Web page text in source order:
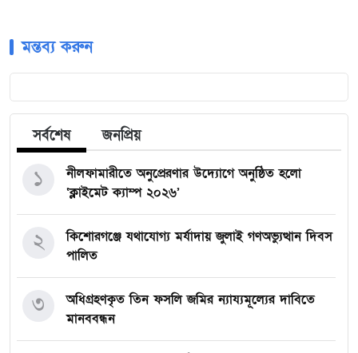
মন্তব্য করুন
সর্বশেষ জনপ্রিয়
নীলফামারীতে অনুপ্রেরণার উদ্যোগে অনুষ্ঠিত হলো
‘ক্লাইমেট ক্যাম্প ২০২৬’
১
কিশোরগঞ্জে যথাযোগ্য মর্যাদায় জুলাই গণঅভ্যুত্থান দিবস
পালিত
২
অধিগ্রহণকৃত তিন ফসলি জমির ন্যায্যমূল্যের দাবিতে
মানববন্ধন
৩